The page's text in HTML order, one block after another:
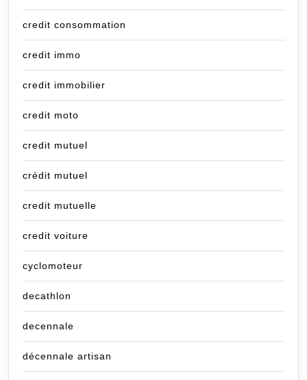
credit consommation
credit immo
credit immobilier
credit moto
credit mutuel
crédit mutuel
credit mutuelle
credit voiture
cyclomoteur
decathlon
decennale
décennale artisan